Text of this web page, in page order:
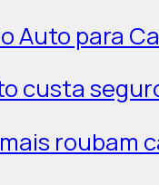
Auto para
custa
roubam